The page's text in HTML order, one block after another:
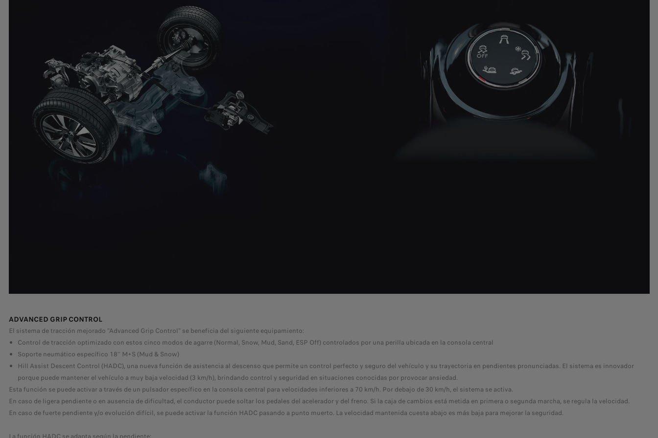
ADVANCED GRIP CONTROL
El sistema de tracción mejorado "Advanced Grip Control" se beneficia del siguiente equipamiento:
Control de tracción optimizado con estos cinco modos de agarre (Normal, Snow, Mud, Sand, ESP Off) controlados por una perilla ubicada en la consola central
Soporte neumático específico 18’’ M+S (Mud & Snow)
Hill Assist Descent Control (HADC), una nueva función de asistencia al descenso que permite un control perfecto y seguro del vehículo y su trayectoria en pendientes pronunciadas. El sistema es innovador
porque puede mantener el vehículo a muy baja velocidad (3 km/h), brindando control y seguridad en situaciones conocidas por provocar ansiedad.
Esta función se puede activar a través de un pulsador específico en la consola central para velocidades inferiores a 70 km/h. Por debajo de 30 km/h, el sistema se activa.
En caso de ligera pendiente o en ausencia de dificultad, el conductor puede soltar los pedales del acelerador y del freno. Si la caja de cambios está metida en primera o segunda marcha, se regula la velocidad.
En caso de fuerte pendiente y/o evolución difícil, se puede activar la función HADC pasando a punto muerto. La velocidad mantenida cuesta abajo es más baja para mejorar la seguridad.
La función HADC se adapta según la pendiente: